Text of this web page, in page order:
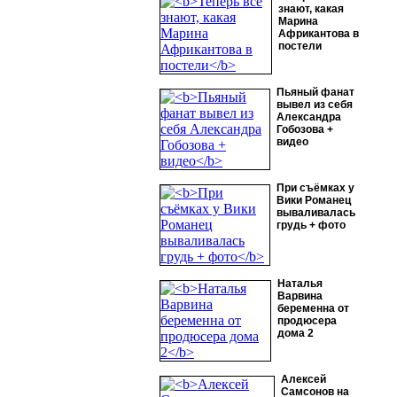
знают, какая
Марина
Африкантова в
постели
Пьяный фанат
вывел из себя
Александра
Гобозова +
видео
При съёмках у
Вики Романец
вываливалась
грудь + фото
Наталья
Варвина
беременна от
продюсера
дома 2
Алексей
Самсонов на